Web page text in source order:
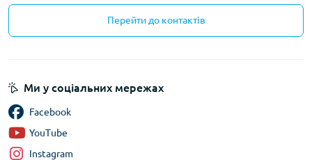
Перейти до контактів
Ми у соціальних мережах
Facebook
YouTube
Instagram